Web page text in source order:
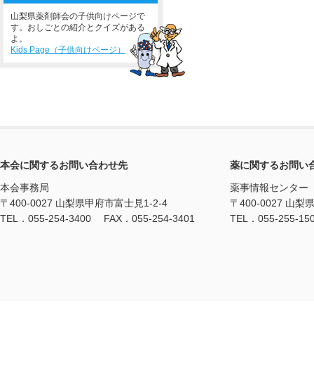
山梨県薬剤師会の子供向けページで
す。おしごとの紹介とクイズがある
よ。
Kids Page（子供向けページ）
本会に関するお問い合わせ先
本会事務局
〒400-0027 山梨県甲府市富士見1-2-4
TEL．055-254-3400 FAX．055-254-3401
薬に関するお問い
薬事情報センター
〒400-0027 山梨
TEL．055-255-